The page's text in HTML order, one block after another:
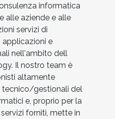
informatica
alle aziende e alle
servizi di
applicazioni e
nell'ambito dell
Il nostro team è
altamente
tecnico/gestionali del
e, proprio per la
forniti, mette in